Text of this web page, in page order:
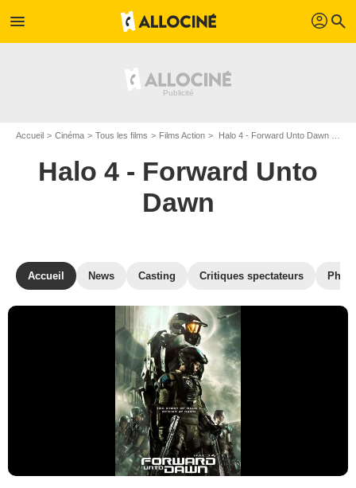
menu profil search
Accueil Cinéma Tous les films Films Action Halo 4 - Forward Unto Dawn de Stewart Hendler
Halo 4 - Forward Unto
Dawn
Accueil News Casting Critiques spectateurs